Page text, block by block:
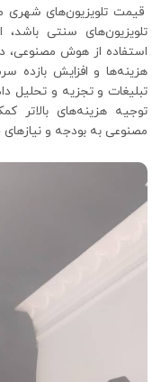
قیمت تلویزیون‌های شهری
تلویزیون‌های سنتی باشد،
استفاده از هوش مصنوعی،
هزینه‌ها و افزایش بازده
تبلیغات و تجزیه و تحلیل
توجیه هزینه‌های بالاتر
مصنوعی به بودجه و